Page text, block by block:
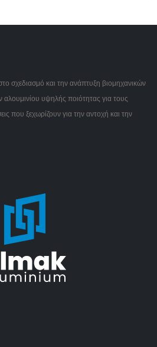
σχεδιασμό και την ανάπτυξη βιομηχανικών
υψηλής ποιότητας για τους
που ξεχωρίζουν για την αντοχή και την